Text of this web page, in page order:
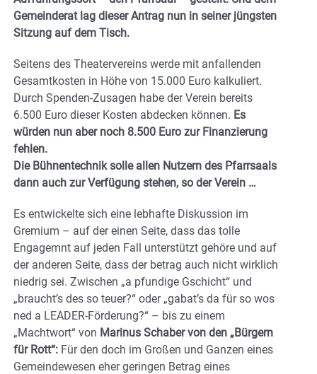
Gemeinderat lag dieser Antrag nun in seiner jüngsten
Sitzung auf dem Tisch.
Seitens des Theatervereins werde mit anfallenden
Gesamtkosten in Höhe von 15.000 Euro kalkuliert.
Durch Spenden-Zusagen habe der Verein bereits
6.500 Euro dieser Kosten abdecken können. Es
würden nun aber noch 8.500 Euro zur Finanzierung
fehlen.
Die Bühnentechnik solle allen Nutzern des Pfarrsaals
dann auch zur Verfügung stehen, so der Verein …
Es entwickelte sich eine lebhafte Diskussion im
Gremium – auf der einen Seite, dass das tolle
Engagemnt auf jeden Fall unterstützt gehöre und auf
der anderen Seite, dass der betrag auch nicht wirklich
niedrig sei. Zwischen „a pfundige Gschicht“ und
„braucht’s des so teuer?“ oder „gabat’s da für so wos
ned a LEADER-Förderung?“ – bis zu einem
„Machtwort“ von Marinus Schaber von den „Bürgern
für Rott“: Für den doch im Großen und Ganzen eines
Gemeindewesen eher geringen Betrag eines